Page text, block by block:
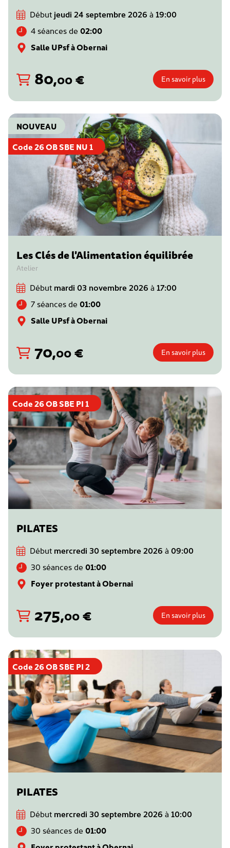
Début jeudi 24 septembre 2026 à 19:00
4 séances de 02:00
Salle UPsf à Obernai
80,00€ En savoir plus
Code 26 OB SBE NU 1
NOUVEAU
Les Clés de l'Alimentation équilibrée
Atelier
Début mardi 03 novembre 2026 à 17:00
7 séances de 01:00
Salle UPsf à Obernai
70,00€ En savoir plus
Code 26 OB SBE PI 1
PILATES
Début mercredi 30 septembre 2026 à 09:00
30 séances de 01:00
Foyer protestant à Obernai
275,00€ En savoir plus
Code 26 OB SBE PI 2
PILATES
Début mercredi 30 septembre 2026 à 10:00
30 séances de 01:00